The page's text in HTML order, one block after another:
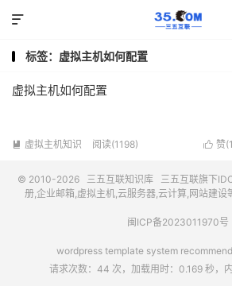

标签：虚拟主机如何配置
虚拟主机如何配置
 虚拟主机知识 阅读(1198)  赞(1
© 2010-2026 三五互联知识库 三五互联旗下
册,企业邮箱,虚拟主机,云服务器,云计算,网站建设
闽ICP备2023011970号
wordpress template system
请求次数：44 次，加载用时：0.169 秒，